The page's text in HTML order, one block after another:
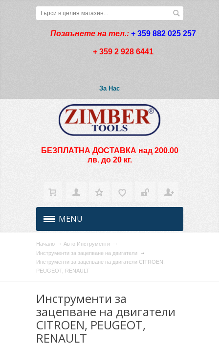
Позвънете на тел.: + 359 882 025 257
+ 359 2 928 6441
За Нас
БЕЗПЛАТНА ДОСТАВКА над 200.00
лв. до 20 кг.
MENU
Начало
Авто Инструменти
Инструменти за зацепване на двигатели
Инструменти за зацепване на двигатели CITROEN,
PEUGEOT, RENAULT
Инструменти за
зацепване на двигатели
CITROEN, PEUGEOT,
RENAULT